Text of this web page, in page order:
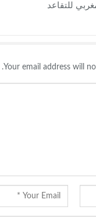
للتقاعد
Your email address will